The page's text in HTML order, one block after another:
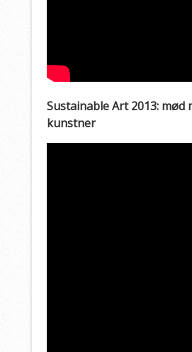
Sustainable Art 2013: mød
kunstner